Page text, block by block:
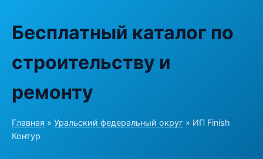
Бесплатный каталог по
строительству и
ремонту
Главная » Уральский федеральный округ » ИП Finish
Контур